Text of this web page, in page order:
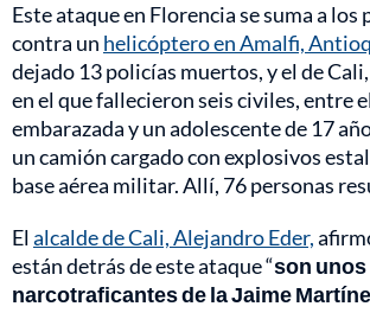
Este ataque en Florencia se suma a los
contra un helicóptero en Amalfi,
dejado 13 policías muertos, y el de
en el que fallecieron seis civiles, entre
embarazada y un adolescente de 17
un camión cargado con explosivos
base aérea militar. Allí, 76 personas
Elalcalde de Cali, Alejandro Eder,
están detrás de este ataque “son unos
narcotraficantes de la Jaime